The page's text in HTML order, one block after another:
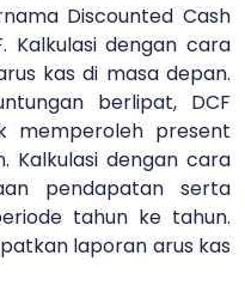
Discounted Cash
Kalkulasi dengan cara
kas di masa depan.
berlipat, DCF
memperoleh present
Kalkulasi dengan cara
pendapatan serta
tahun ke tahun.
laporan arus kas